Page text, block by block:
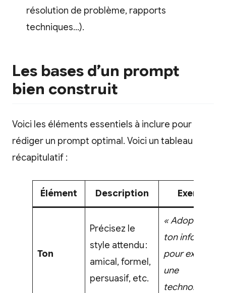
résolution de problème, rapports
techniques…).
Les bases d’un prompt
bien construit
Voici les éléments essentiels à inclure pour
rédiger un prompt optimal. Voici un tableau
récapitulatif :
Élément Description Exemple
Ton
Précisez le
style attendu :
amical, formel,
persuasif, etc.
« Adopte un
ton informatif
pour expliquer
une
technologie. »